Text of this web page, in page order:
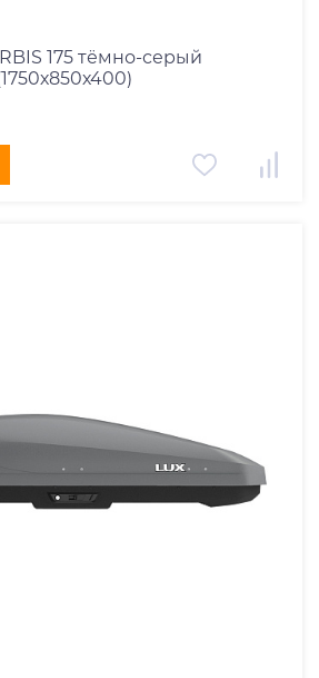
175 тёмно-серый